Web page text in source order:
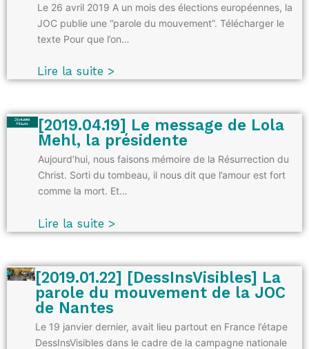
Le 26 avril 2019 A un mois des élections européennes, la
JOC publie une “parole du mouvement”. Télécharger le
texte Pour que l’on…
Lire la suite >
[2019.04.19] Le message de Lola
Mehl, la présidente
Aujourd’hui, nous faisons mémoire de la Résurrection du
Christ. Sorti du tombeau, il nous dit que l’amour est fort
comme la mort. Et…
Lire la suite >
[2019.01.22] [DessInsVisibles] La
parole du mouvement de la JOC
de Nantes
Le 19 janvier dernier, avait lieu partout en France l’étape
DessInsVisibles dans le cadre de la campagne nationale